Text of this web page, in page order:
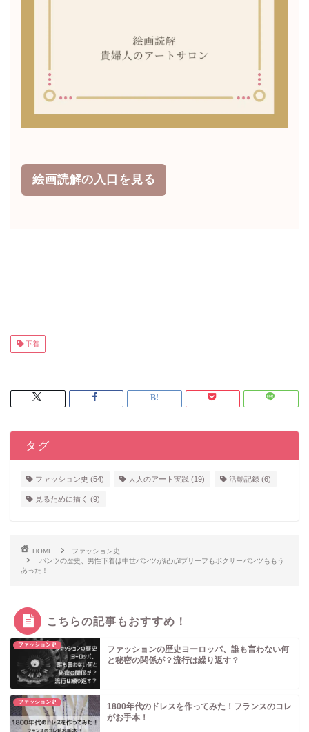
絵画読解の入口を見る
下着
タグ
ファッション史 (54) 大人のアート実践 (19) 活動記録 (6)
見るために描く (9)
HOME
ファッション史
パンツの歴史、男性下着は中世パンツが紀元⁈ブリーフもボクサーパンツももう
あった！
こちらの記事もおすすめ！
ファッション史
ファッションの歴史ヨーロッパ、誰も言わない何
と秘密の関係が？流行は繰り返す？
ファッション史
1800年代のドレスを作ってみた！フランスのコレ
がお手本！